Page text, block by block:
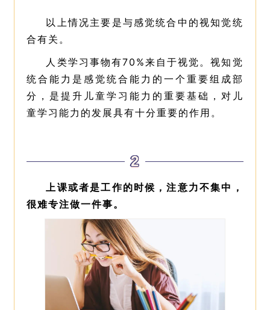
以上情况主要是与感觉统合中的视知觉统
合有关。
人类学习事物有70%来自于视觉。视知觉
统合能力是感觉统合能力的一个重要组成部
分，是提升儿童学习能力的重要基础，对儿
童学习能力的发展具有十分重要的作用。
2
上课或者是工作的时候，注意力不集中，
很难专注做一件事。